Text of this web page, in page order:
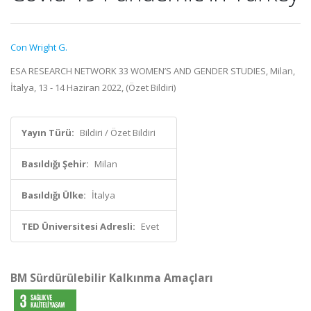
Con Wright G.
ESA RESEARCH NETWORK 33 WOMEN’S AND GENDER STUDIES, Milan,
İtalya, 13 - 14 Haziran 2022, (Özet Bildiri)
Yayın Türü: Bildiri / Özet Bildiri
Basıldığı Şehir: Milan
Basıldığı Ülke: İtalya
TED Üniversitesi Adresli: Evet
BM Sürdürülebilir Kalkınma Amaçları